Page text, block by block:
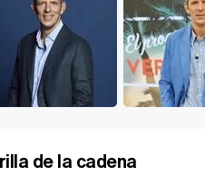
de la cadena